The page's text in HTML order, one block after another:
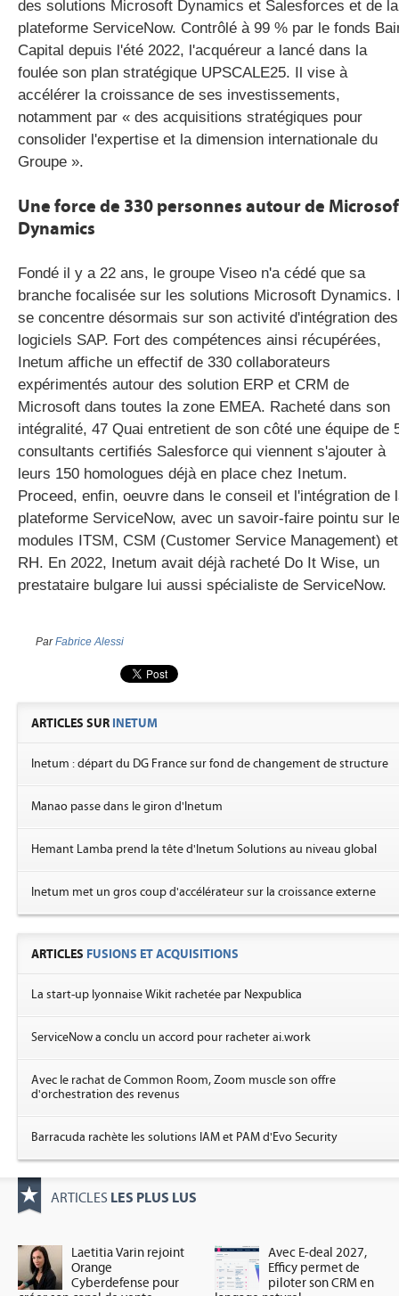
des solutions Microsoft Dynamics et Salesforces et de la
plateforme ServiceNow. Contrôlé à 99 % par le fonds
Capital depuis l'été 2022, l'acquéreur a lancé dans la
foulée son plan stratégique UPSCALE25. Il vise à
accélérer la croissance de ses investissements,
notamment par « des acquisitions stratégiques pour
consolider l'expertise et la dimension internationale du
Groupe ».
Une force de 330 personnes autour de
Dynamics
Fondé il y a 22 ans, le groupe Viseo n'a cédé que sa
branche focalisée sur les solutions Microsoft Dynamics.
se concentre désormais sur son activité d'intégration des
logiciels SAP. Fort des compétences ainsi récupérées,
Inetum affiche un effectif de 330 collaborateurs
expérimentés autour des solution ERP et CRM de
Microsoft dans toutes la zone EMEA. Racheté dans son
intégralité, 47 Quai entretient de son côté une équipe de
consultants certifiés Salesforce qui viennent s'ajouter à
leurs 150 homologues déjà en place chez Inetum.
Proceed, enfin, oeuvre dans le conseil et l'intégration de
plateforme ServiceNow, avec un savoir-faire pointu sur
modules ITSM, CSM (Customer Service Management) et
RH. En 2022, Inetum avait déjà racheté Do It Wise, un
prestataire bulgare lui aussi spécialiste de ServiceNow.
ParFabrice Alessi
ARTICLES SUR INETUM
Inetum : départ du DG France sur fond de changement de structure
Manao passe dans le giron d'Inetum
Hemant Lamba prend la tête d'Inetum Solutions au niveau global
Inetum met un gros coup d'accélérateur sur la croissance externe
ARTICLES FUSIONS ET ACQUISITIONS
La start-up lyonnaise Wikit rachetée par Nexpublica
ServiceNow a conclu un accord pour racheter ai.work
Avec le rachat de Common Room, Zoom muscle son offre
d'orchestration des revenus
Barracuda rachète les solutions IAM et PAM d'Evo Security
ARTICLES LES PLUS LUS
Laetitia Varin rejoint
Orange
Cyberdefense pour
Avec E-deal 2027,
Efficy permet de
piloter son CRM en